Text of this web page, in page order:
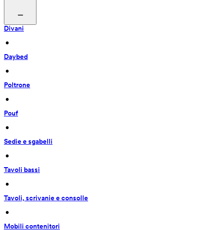
Divani
•
Daybed
•
Poltrone
•
Pouf
•
Sedie e sgabelli
•
Tavoli bassi
•
Tavoli, scrivanie e consolle
•
Mobili contenitori